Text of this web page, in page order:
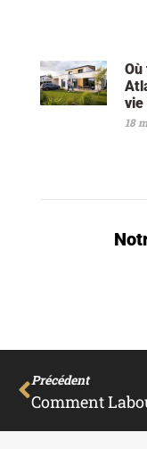
vie
18
Précédent